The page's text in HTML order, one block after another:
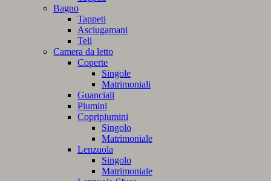
Bagno
Tappeti
Asciugamani
Teli
Camera da letto
Coperte
Singole
Matrimoniali
Guanciali
Piumini
Copripiumini
Singolo
Matrimoniale
Lenzuola
Singolo
Matrimoniale